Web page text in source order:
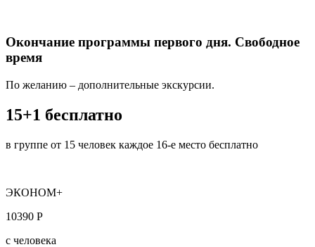
Окончание программы первого дня. Свободное
время
По желанию – дополнительные экскурсии.
15+1 бесплатно
в группе от 15 человек каждое 16-е место бесплатно
ЭКОНОМ+
10390 Р
с человека